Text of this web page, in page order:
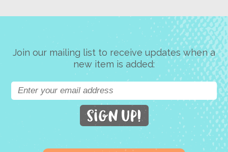
Join our mailing list to receive updates when a
new item is added: